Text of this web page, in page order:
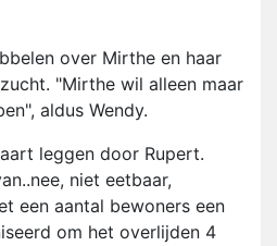
over Mirthe en haar
"Mirthe wil alleen maar
aldus Wendy.
leggen door Rupert.
niet eetbaar,
een aantal bewoners een
om het overlijden 4